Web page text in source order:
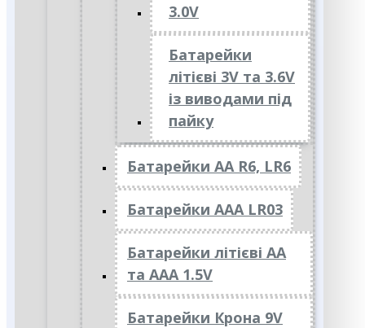
3.0V
Батарейки
літієві 3V та 3.6V
із виводами під
пайку
Батарейки АА R6, LR6
Батарейки АAА LR03
Батарейки літієві АА
та ААА 1.5V
Батарейки Крона 9V